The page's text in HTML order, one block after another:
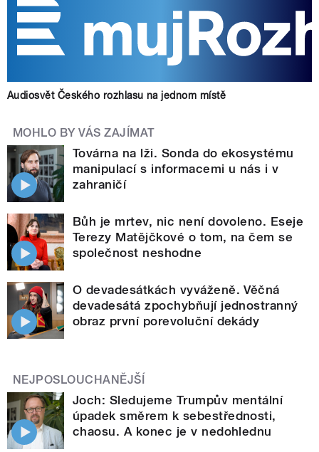
Audiosvět Českého rozhlasu na jednom místě
MOHLO BY VÁS ZAJÍMAT
Továrna na lži. Sonda do ekosystému
manipulací s informacemi u nás i v
zahraničí
Bůh je mrtev, nic není dovoleno. Eseje
Terezy Matějčkové o tom, na čem se
společnost neshodne
O devadesátkách vyváženě. Věčná
devadesátá zpochybňují jednostranný
obraz první porevoluční dekády
NEJPOSLOUCHANĚJŠÍ
Joch: Sledujeme Trumpův mentální
úpadek směrem k sebestřednosti,
chaosu. A konec je v nedohlednu